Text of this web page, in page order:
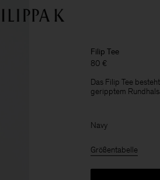
Filip Tee
80 €
Das Filip Tee
geripptem
Navy
Größentabelle